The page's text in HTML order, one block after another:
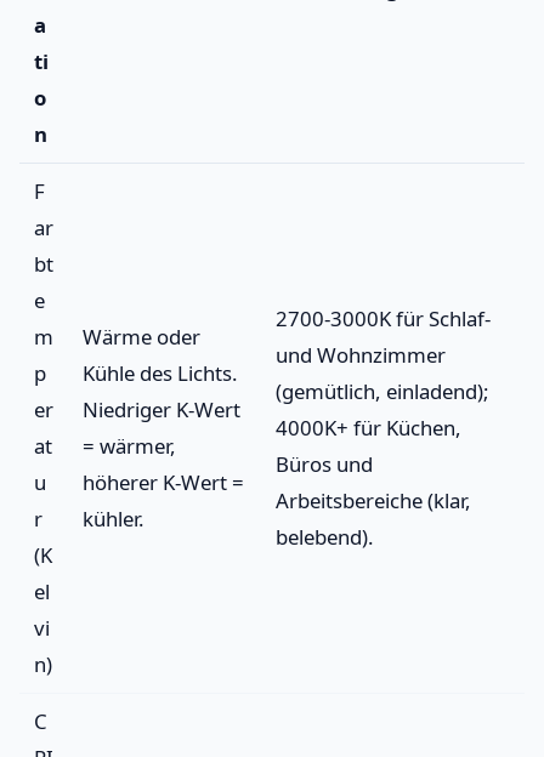
a
ti
o
n
F
ar
bt
e
m
p
er
at
u
r
(K
el
vi
n)
Wärme oder
Kühle des Lichts.
Niedriger K-Wert
= wärmer,
höherer K-Wert =
kühler.
2700-3000K für Schlaf-
und Wohnzimmer
(gemütlich, einladend);
4000K+ für Küchen,
Büros und
Arbeitsbereiche (klar,
belebend).
C